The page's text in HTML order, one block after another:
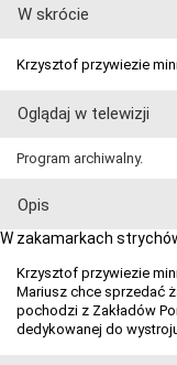
W skrócie
Krzysztof przywiezie
Oglądaj w telewizji
Program archiwalny.
Opis
W zakamarkach
Krzysztof przywiezie
Mariusz chce sprzedać
pochodzi z Zakładów
dedykowanej do